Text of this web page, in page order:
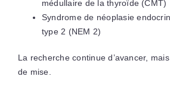
médullaire de la thyroïde (CMT)
Syndrome de néoplasie
type 2 (NEM 2)
La recherche continue d’avancer,
de mise.